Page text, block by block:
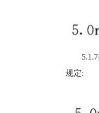
5.1.7条
规定: